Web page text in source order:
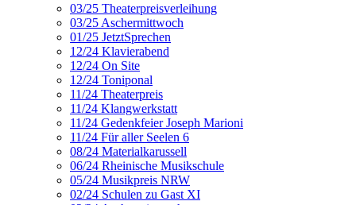
03/25 Theaterpreisverleihung
03/25 Aschermittwoch
01/25 JetztSprechen
12/24 Klavierabend
12/24 On Site
12/24 Toniponal
11/24 Theaterpreis
11/24 Klangwerkstatt
11/24 Gedenkfeier Joseph Marioni
11/24 Für aller Seelen 6
08/24 Materialkarussell
06/24 Rheinische Musikschule
05/24 Musikpreis NRW
02/24 Schulen zu Gast XI